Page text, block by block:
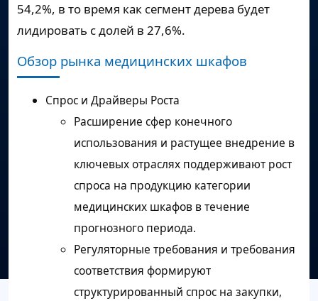
54,2%, в то время как сегмент дерева будет
лидировать с долей в 27,6%.
Обзор рынка медицинских шкафов
Спрос и Драйверы Роста
Расширение сфер конечного
использования и растущее внедрение в
ключевых отраслях поддерживают рост
спроса на продукцию категории
медицинских шкафов в течение
прогнозного периода.
Регуляторные требования и требования
соответствия формируют
структурированный спрос на закупки,